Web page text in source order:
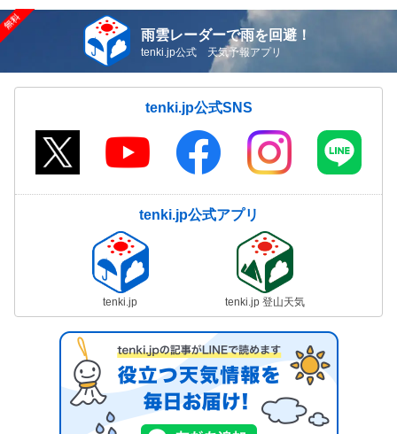
雨雲レーダーで雨を回避！
tenki.jp公式 天気予報アプリ
tenki.jp公式SNS
tenki.jp公式アプリ
tenki.jp tenki.jp 登山天気